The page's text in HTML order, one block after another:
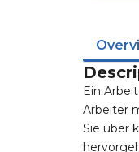
Ein
Arbeiter
Sie über